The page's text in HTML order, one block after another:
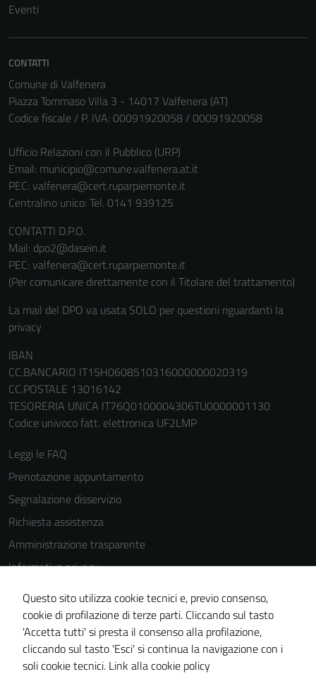
Eventi
CONTATTI
Comune di Valfenera
Piazza Tommaso Villa 3 - 14017 Valfenera (AT)
Codice fiscale / P. IVA: 00091920058 / 00091920058
Ufficio Relazioni con il Pubblico (URP)
Email: municipio@comune.valfenera.at.it
PEC: valfenera@cert.ruparpiemonte.it
Centralino unico: Tel. 0141 939125
CONTATTI D.P.O.
Mail: dpo2@dasein.it
PEC: valfenera@cert.ruparpiemonte.it
(Per comunicare direttamente con il Titolare del trattamento)
La mail del DPO va usata SOLO per questioni riguardanti la
privacy
IBAN
CC.BANCARIO IT15H0608510316000000020319
CC.POSTALE 13016142
TESORERIA UNICA IT76Q0100004306TU0000001130
Codice univoco fatt. elettronica UF2LMP
Leggi le FAQ
Prenotazione appuntamento
Segnalazione disservizio
Richiesta assistenza
Amministrazione trasparente
Informativa privacy
Cookie Policy
Note legali
Dichiarazione di accessibilità
Piano di miglioramento del sito
Questo sito utilizza cookie tecnici e, previo consenso,
cookie di profilazione di terze parti. Cliccando sul tasto
'Accetta tutti' si presta il consenso alla profilazione,
cliccando sul tasto 'Esci' si continua la navigazione con i
soli cookie tecnici. Link alla cookie policy
Tecnici
Questi cookie
sono necessari
per il